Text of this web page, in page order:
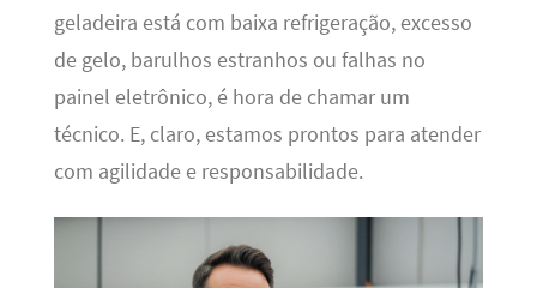
geladeira está com baixa refrigeração, excesso
de gelo, barulhos estranhos ou falhas no
painel eletrônico, é hora de chamar um
técnico. E, claro, estamos prontos para atender
com agilidade e responsabilidade.